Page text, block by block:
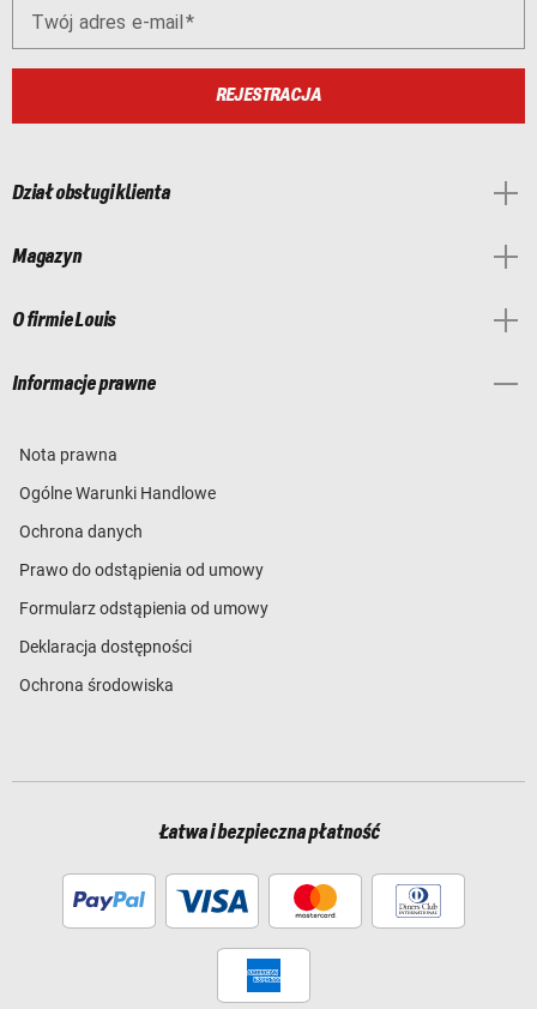
Twój adres e-mail
REJESTRACJA
Dział obsługi klienta
Magazyn
O firmie Louis
Informacje prawne
Nota prawna
Ogólne Warunki Handlowe
Ochrona danych
Prawo do odstąpienia od umowy
Formularz odstąpienia od umowy
Deklaracja dostępności
Ochrona środowiska
Łatwa i bezpieczna płatność